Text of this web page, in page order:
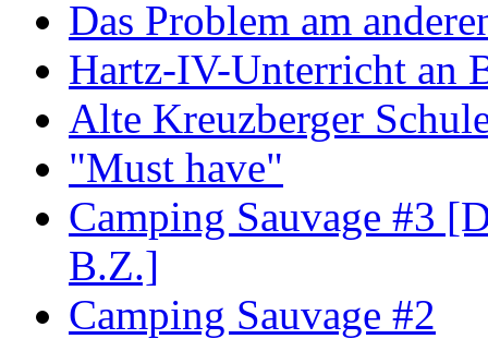
Das Problem am
Hartz-IV-Unterricht an
Alte Kreuzberger
"Must have"
Camping Sauvage #3
B.Z.]
Camping Sauvage #2